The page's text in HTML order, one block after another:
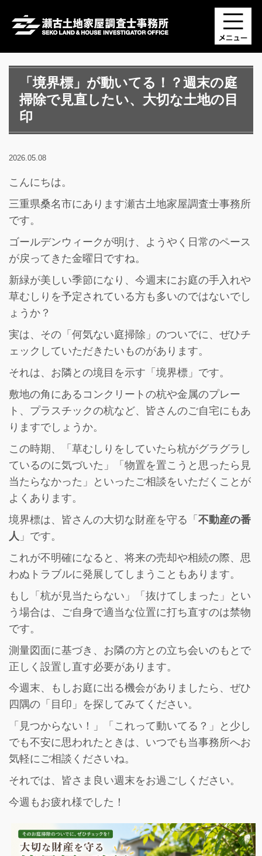
「境界標」が動いてる！？週末の庭
掃除で見直したい、大切な土地の目
印
2026.05.08
こんにちは。
三重県桑名市にあります瀬古土地家屋調査士事務所
です。
ゴールデンウィークが明け、ようやく日常のペース
が戻ってきた金曜日ですね。
新緑が美しい季節になり、今週末にお庭の手入れや
草むしりを予定されている方も多いのではないでし
ょうか？
実は、その「何気ない庭掃除」のついでに、ぜひチ
ェックしていただきたいものがあります。
それは、お隣との境目を示す「境界標」です。
敷地の角にあるコンクリートの杭や金属のプレー
ト、プラスチックの杭など、皆さんのご自宅にもあ
りますでしょうか。
この時期、「草むしりをしていたら杭がグラグラし
ているのに気づいた」「物置を置こうと思ったら見
当たらなかった」といったご相談をいただくことが
よくあります。
境界標は、皆さんの大切な財産を守る「 不動産の番
人 」です。
これが不明確になると、将来の売却や相続の際、思
わぬトラブルに発展してしまうこともあります。
もし「杭が見当たらない」「抜けてしまった」とい
う場合は、ご自身で適当な位置に打ち直すのは禁物
です。
測量図面に基づき、お隣の方との立ち会いのもとで
正しく設置し直す必要があります。
今週末、もしお庭に出る機会がありましたら、ぜひ
四隅の「目印」を探してみてください。
「見つからない！」「これって動いてる？」と少し
でも不安に思われたときは、いつでも当事務所へお
気軽にご相談くださいね。
それでは、皆さま良い週末をお過ごしください。
今週もお疲れ様でした！